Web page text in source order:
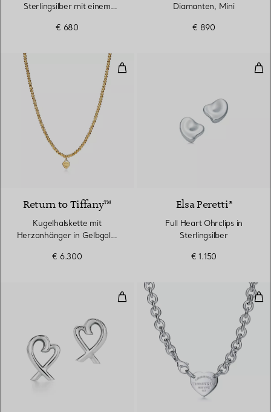
Sterlingsilber mit einem
€ 680
Diamanten, Mini
€ 890
Kugelhalskette mit
Return to Tiffany™
Kugelhalskette mit
Herzanhänger in Gelbgold,
€ 6.300
Elsa Peretti®
Full Heart Ohrclips in
Sterlingsilber
€ 1.150
Loving Heart Ohrringe